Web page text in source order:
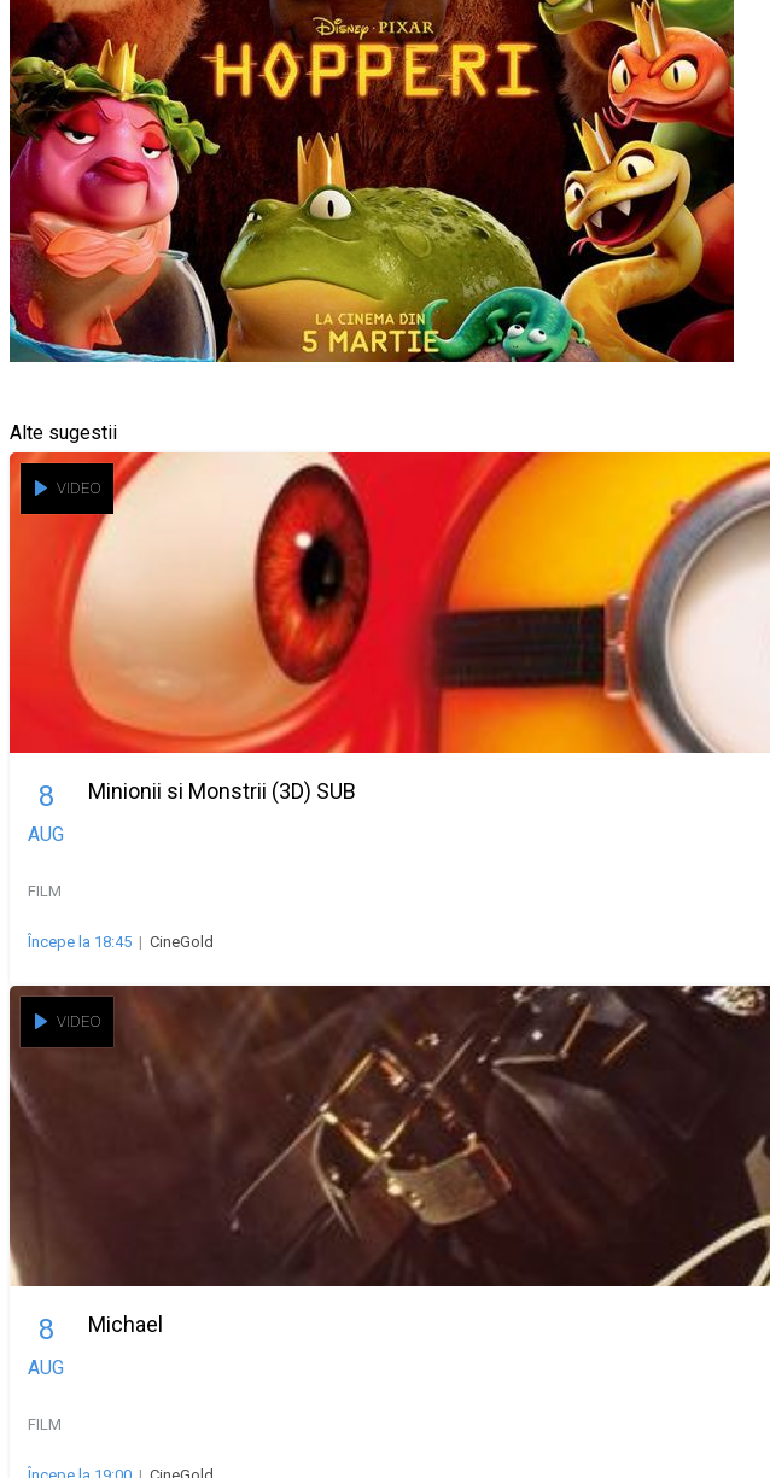
Alte sugestii
VIDEO
8
AUG
Minionii si Monstrii (3D) SUB
FILM
Începe la 18:45 | CineGold
VIDEO
8
AUG
Michael
FILM